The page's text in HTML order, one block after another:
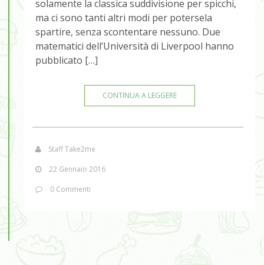
solamente la classica suddivisione per spicchi,
ma ci sono tanti altri modi per potersela
spartire, senza scontentare nessuno. Due
matematici dell’Università di Liverpool hanno
pubblicato […]
CONTINUA A LEGGERE
Staff Take2me
22 Gennaio 2016
0 Commenti